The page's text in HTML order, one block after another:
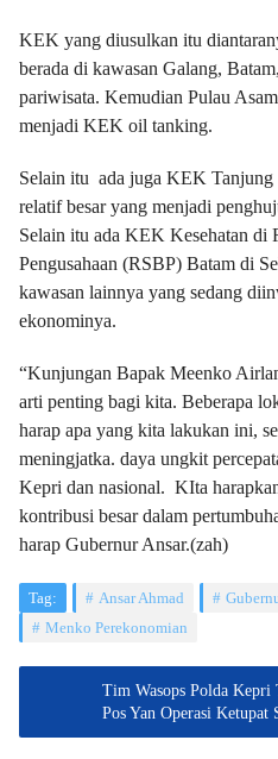
KEK yang diusulkan itu
berada di kawasan Galang,
pariwisata. Kemudian Pulau
menjadi KEK oil tanking.
Selain itu ada juga KEK Tanjung
relatif besar yang menjadi
Selain itu ada KEK Kesehatan di
Pengusahaan (RSBP) Batam di
kawasan lainnya yang sedang
ekonominya.
“Kunjungan Bapak Meenko
arti penting bagi kita. Beberapa
harap apa yang kita lakukan ini,
meningjatka. daya ungkit
Kepri dan nasional. KIta
kontribusi besar dalam
harap Gubernur Ansar.(zah)
Tag: Ansar Ahmad
Menko Perekonomian
Tim Wasops Polda Kepri
Pos Yan Operasi